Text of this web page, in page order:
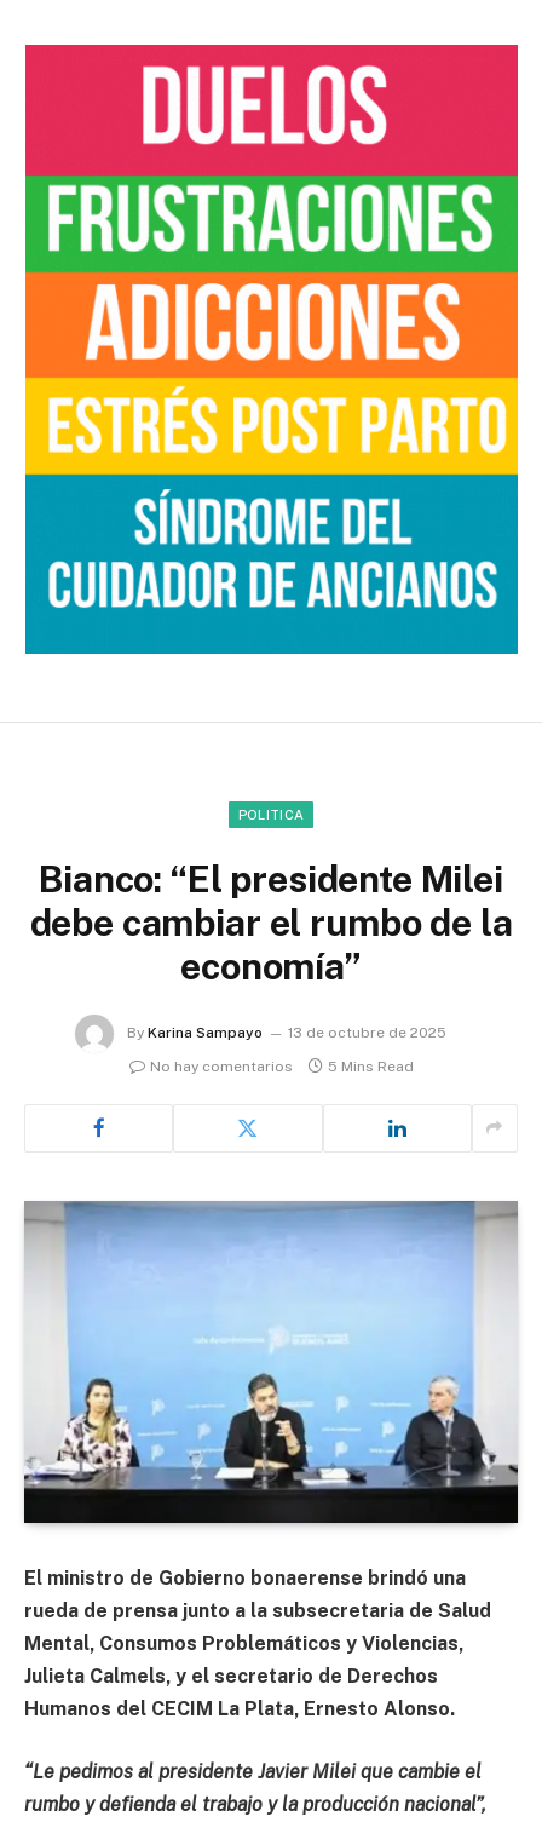
POLITICA
Bianco: “El presidente Milei
debe cambiar el rumbo de la
economía”
By Karina Sampayo
13 de octubre de 2025
No hay comentarios
5 Mins Read
El ministro de Gobierno bonaerense brindó una
rueda de prensa junto a la subsecretaria de Salud
Mental, Consumos Problemáticos y Violencias,
Julieta Calmels, y el secretario de Derechos
Humanos del CECIM La Plata, Ernesto Alonso.
“Le pedimos al presidente Javier Milei que cambie el
rumbo y defienda el trabajo y la producción nacional”,